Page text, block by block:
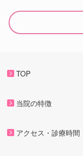
TOP
当院の特徴
アクセス・診療時間